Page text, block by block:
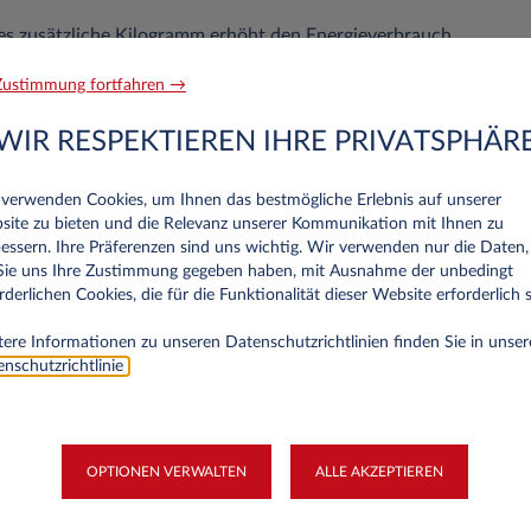
zusätzliche Kilogramm erhöht den Energieverbrauch.
Klimaanlage, Heizung, Sitzlüftung und
deutlich steigern.
Entwicklung & rechtliche
sich in einem dynamischen Wandel, auch gesetzlich. Seit
Energieeffizienz und Nachhaltigkeit von Batterien in
Neuerungen in Kraft:
Fahrzeuge das Recht auf einen
, der eine
Laufleistung, Ladezyklen und Zustand. Zudem wird die
unter anderem durch neue Schnellladestandards wie das
Langstreckenmobilität optimiert. Darüber hinaus werden
, sodass bestimmte Bundesländer weiterhin
fortfahren →
RESPEKTIEREN IHRE
Cookies, um Ihnen das bestmögliche Erlebnis auf unserer
zu bieten und die Relevanz unserer Kommunikation mit Ihnen zu
Ihre Präferenzen sind uns wichtig. Wir verwenden nur die
uns Ihre Zustimmung gegeben haben, mit Ausnahme der unbedingt
Cookies, die für die Funktionalität dieser Website erforderlich
Informationen zu unseren Datenschutzrichtlinien finden Sie in
OPTIONEN VERWALTEN ALLE AKZEPTIEREN